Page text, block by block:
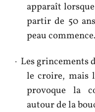
apparaît
partir de 50
peau commence.
· Les grincements
le croire, mais
provoque la
autour de la